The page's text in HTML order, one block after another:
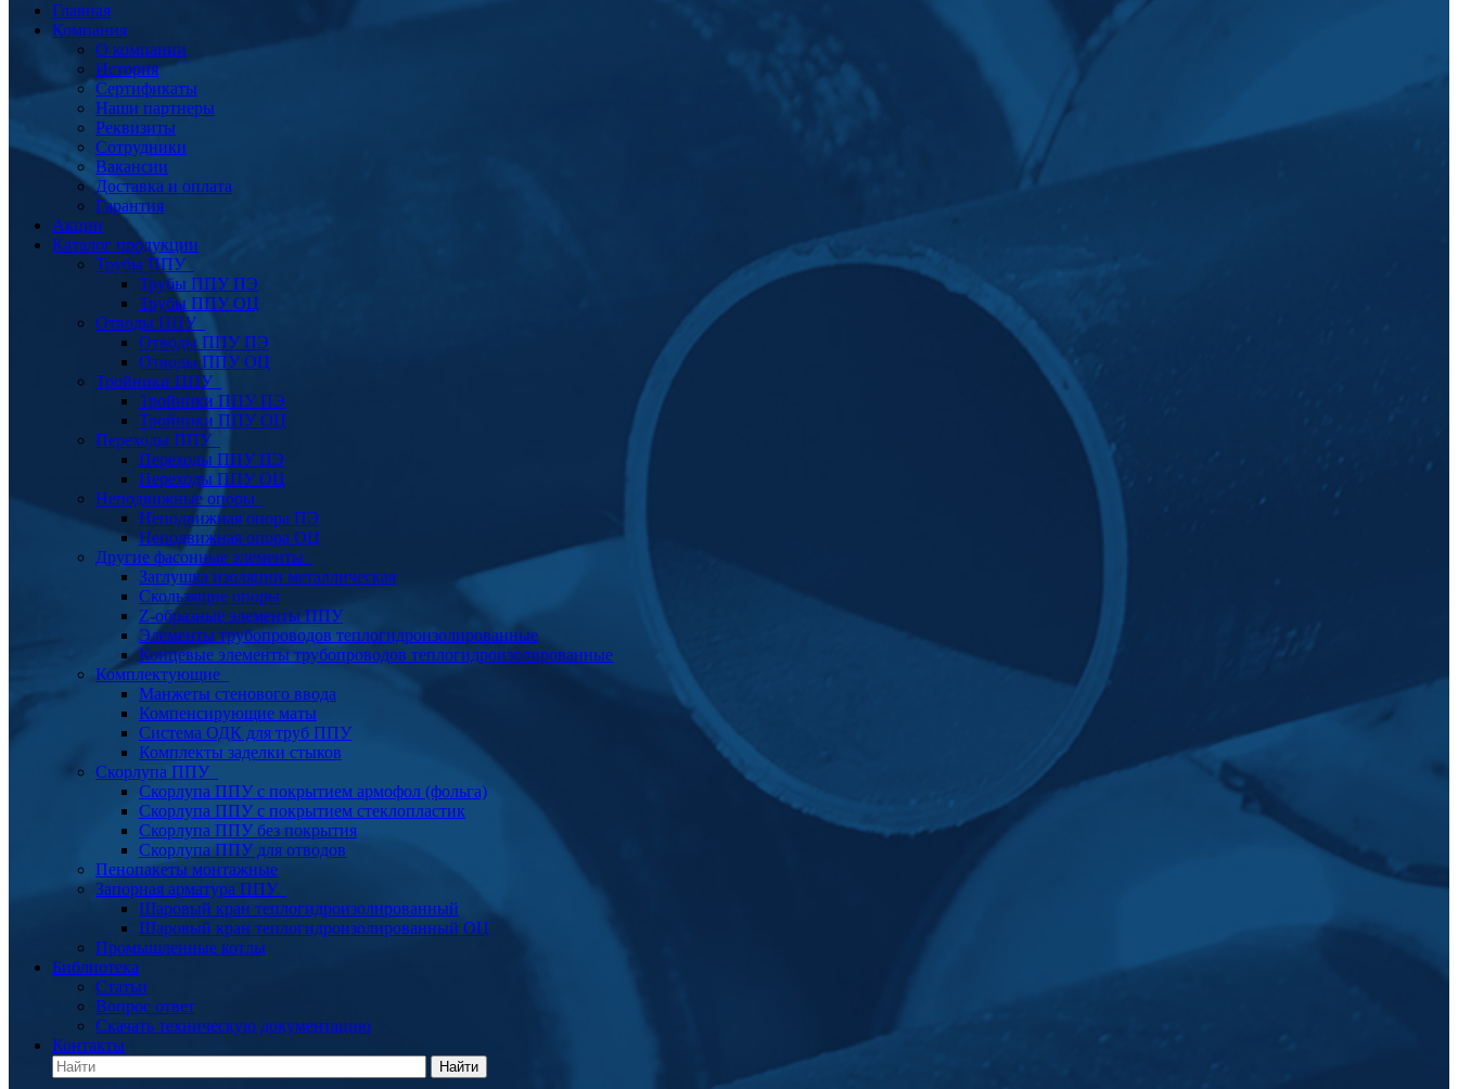
Главная
Компания
О компании
История
Сертификаты
Наши партнеры
Реквизиты
Сотрудники
Вакансии
Доставка и оплата
Гарантия
Акции
Каталог продукции
Трубы ППУ
Трубы ППУ ПЭ
Трубы ППУ ОЦ
Отводы ППУ
Отводы ППУ ПЭ
Отводы ППУ ОЦ
Тройники ППУ
Тройники ППУ ПЭ
Тройники ППУ ОЦ
Переходы ППУ
Переходы ППУ ПЭ
Переходы ППУ ОЦ
Неподвижные опоры
Неподвижная опора ПЭ
Неподвижная опора ОЦ
Другие фасонные элементы
Заглушка изоляции металлическая
Скользящие опоры
Z-образные элементы ППУ
Элементы трубопроводов теплогидроизолированные
Концевые элементы трубопроводов теплогидроизолированные
Комплектующие
Манжеты стенового ввода
Компенсирующие маты
Система ОДК для труб ППУ
Комплекты заделки стыков
Скорлупа ППУ
Скорлупа ППУ с покрытием армофол (фольга)
Скорлупа ППУ с покрытием стеклопластик
Скорлупа ППУ без покрытия
Скорлупа ППУ для отводов
Пенопакеты монтажные
Запорная арматура ППУ
Шаровый кран теплогидроизолированный
Шаровый кран теплогидроизолированный ОЦ
Промышленные котлы
Библиотека
Статьи
Вопрос ответ
Скачать техническую документацию
Контакты
Найти